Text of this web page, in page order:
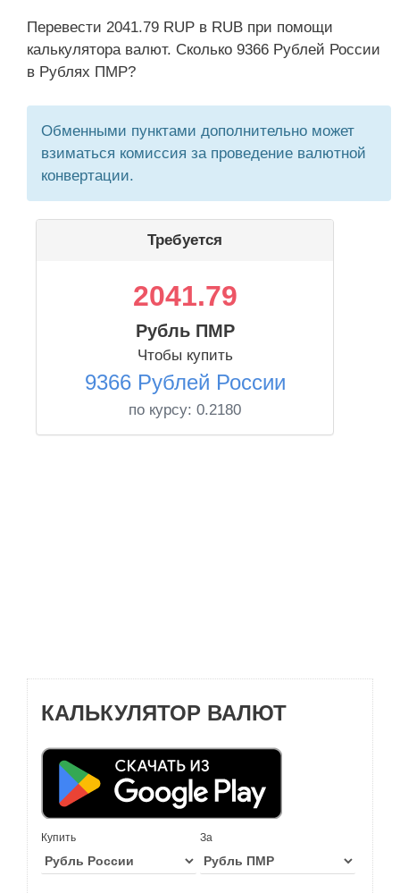
Перевести 2041.79 RUP в RUB при помощи
калькулятора валют. Сколько 9366 Рублей России
в Рублях ПМР?
Обменными пунктами дополнительно может
взиматься комиссия за проведение валютной
конвертации.
Требуется
2041.79
Рубль ПМР
Чтобы купить
9366 Рублей России
по курсу: 0.2180
КАЛЬКУЛЯТОР ВАЛЮТ
Купить За